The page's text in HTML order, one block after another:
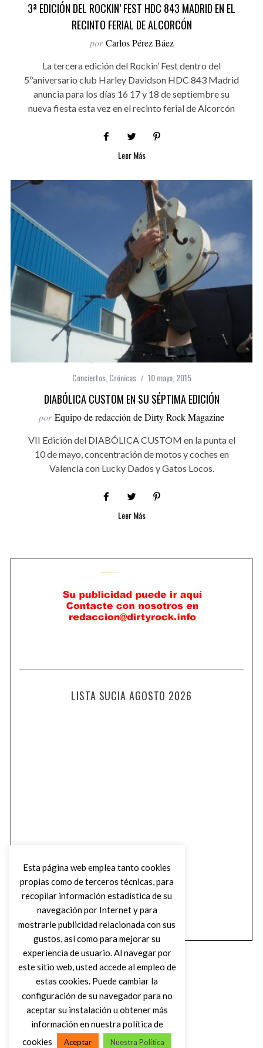
3ª EDICIÓN DEL ROCKIN’ FEST HDC 843 MADRID EN EL
RECINTO FERIAL DE ALCORCÓN
por Carlos Pérez Báez
La tercera edición del Rockin’ Fest dentro del
5ºaniversario club Harley Davidson HDC 843 Madrid
anuncia para los días 16 17 y 18 de septiembre su
nueva fiesta esta vez en el recinto ferial de Alcorcón
Leer Más
Conciertos, Crónicas 10 mayo, 2015
DIABÓLICA CUSTOM EN SU SÉPTIMA EDICIÓN
por Equipo de redacción de Dirty Rock Magazine
VII Edición del DIABÓLICA CUSTOM en la punta el
10 de mayo, concentración de motos y coches en
Valencia con Lucky Dados y Gatos Locos.
Leer Más
LISTA SUCIA AGOSTO 2026
Esta página web emplea tanto cookies
propias como de terceros técnicas, para
recopilar información estadística de su
navegación por Internet y para
mostrarle publicidad relacionada con sus
gustos, así como para mejorar su
experiencia de usuario. Al navegar por
este sitio web, usted accede al empleo de
estas cookies. Puede cambiar la
configuración de su navegador para no
aceptar su instalación u obtener más
información en nuestra política de
cookies
Aceptar Nuestra Política